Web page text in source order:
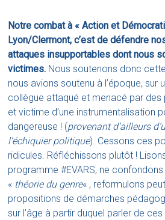
Notre combat à « Action et
Lyon/Clermont, c’est de défendre
attaques insupportables dont nous
victimes. Nous soutenons donc
nous avions soutenu à l’époque, sur
collègue attaqué et menacé par des
et victime d’une instrumentalisation
dangereuse ! (provenant d’ailleurs
l’échiquier politique). Cessons ces
ridicules. Réfléchissons plutôt !
programme#EVARS, ne confondons
« théorie du genre« , reformulons
propositions de démarches
sur l’âge à partir duquel parler de